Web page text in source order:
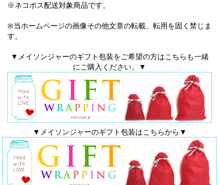
※ネコポス配送対象商品です。
※当ホームページの画像その他文章の転載、転用を固く禁じま
す。
▼メイソンジャーのギフト包装をご希望の方はこちらも一緒
にご購入ください。▼
▼メイソンジャーのギフト包装はこちらから▼